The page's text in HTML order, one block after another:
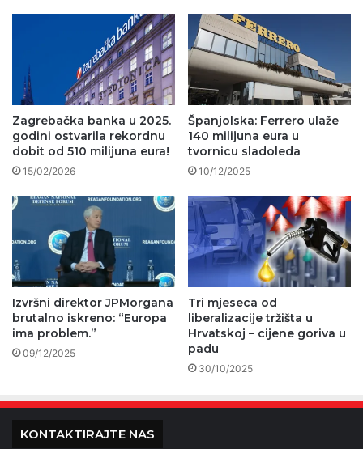
Zagrebačka banka u 2025.
godini ostvarila rekordnu
dobit od 510 milijuna eura!
15/02/2026
Španjolska: Ferrero ulaže
140 milijuna eura u
tvornicu sladoleda
10/12/2025
Izvršni direktor JPMorgana
brutalno iskreno: “Europa
ima problem.”
09/12/2025
Tri mjeseca od
liberalizacije tržišta u
Hrvatskoj – cijene goriva u
padu
30/10/2025
KONTAKTIRAJTE NAS